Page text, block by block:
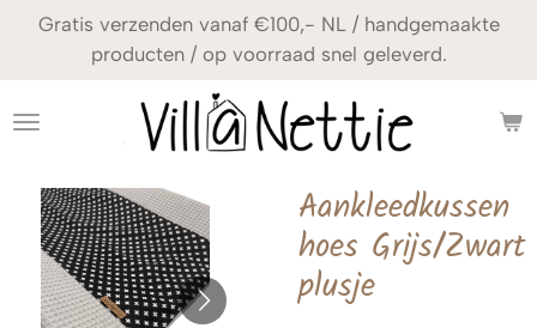
naar
de
Gratis verzenden vanaf €100,- NL / handgemaakte
producten / op voorraad snel geleverd.
Aankleedkussen
hoes Grijs/Zwart
plusje